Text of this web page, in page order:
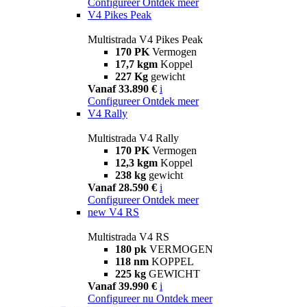
V4 Pikes Peak
Multistrada V4 Pikes Peak
170 PK Vermogen
17,7 kgm Koppel
227 Kg gewicht
Vanaf 33.890 € i
Configureer Ontdek meer
V4 Rally
Multistrada V4 Rally
170 PK Vermogen
12,3 kgm Koppel
238 kg gewicht
Vanaf 28.590 € i
Configureer Ontdek meer
new V4 RS
Multistrada V4 RS
180 pk VERMOGEN
118 nm KOPPEL
225 kg GEWICHT
Vanaf 39.990 € i
Configureer nu Ontdek meer